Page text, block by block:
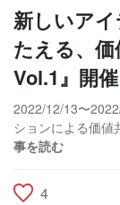
新しいア
たえる、
Vol.1』開
2022/12/13〜
ションによる価値
事を読む
4